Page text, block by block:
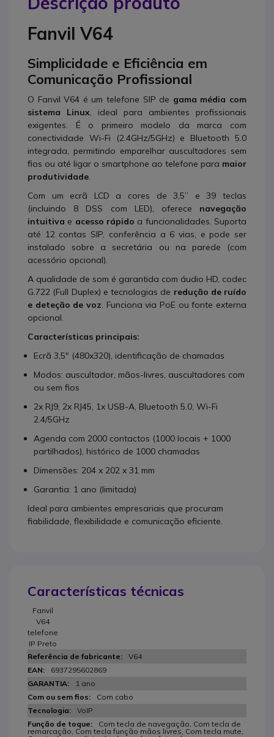
Fanvil V64
Simplicidade e Eficiência em
Comunicação Profissional
O Fanvil V64 é um telefone SIP de gama média com
sistema Linux , ideal para ambientes profissionais
exigentes. É o primeiro modelo da marca com
conectividade Wi-Fi (2.4GHz/5GHz) e Bluetooth 5.0
integrada, permitindo emparelhar auscultadores sem
fios ou até ligar o smartphone ao telefone para maior
produtividade
Com um ecrã LCD a cores de 3,5” e 39 teclas
(incluindo 8 DSS com LED), oferece navegação
intuitiva e acesso rápido a funcionalidades. Suporta
até 12 contas SIP, conferência a 6 vias, e pode ser
instalado sobre a secretária ou na parede (com
acessório opcional).
A qualidade de som é garantida com áudio HD, codec
G.722 (Full Duplex) e tecnologias de redução de ruído
e deteção de voz . Funciona via PoE ou fonte externa
opcional.
Características principais:
Ecrã 3,5" (480x320), identificação de chamadas
Modos: auscultador, mãos-livres, auscultadores com
ou sem fios
2x RJ9, 2x RJ45, 1x USB-A, Bluetooth 5.0, Wi-Fi
2.4/5GHz
Agenda com 2000 contactos (1000 locais + 1000
partilhados), histórico de 1000 chamadas
Dimensões: 204 x 202 x 31 mm
Garantia: 1 ano (limitada)
Ideal para ambientes empresariais que procuram
fiabilidade, flexibilidade e comunicação eficiente.
Características técnicas
Fanvil
V64
telefone
IP Preto
V64
6937295602869
1 ano
Com cabo
VoIP
Com tecla de navegação, Com tecla de
remarcação, Com tecla função mãos livres, Com tecla mute,